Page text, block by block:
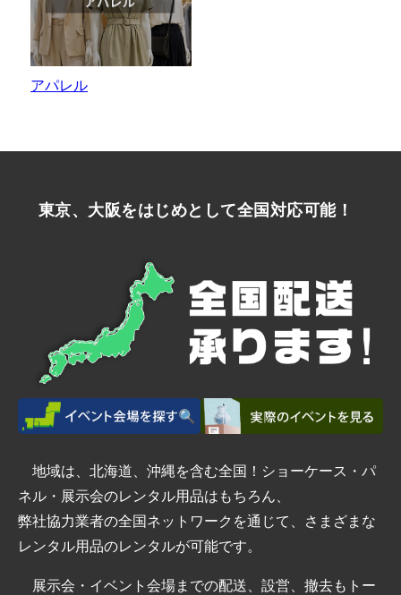
アパレル
東京、大阪をはじめとして全国対応可能！
地域は、北海道、沖縄を含む全国！ショーケース・パ
ネル・展示会のレンタル用品はもちろん、
弊社協力業者の全国ネットワークを通じて、さまざまな
レンタル用品のレンタルが可能です。
展示会・イベント会場までの配送、設営、撤去もトー